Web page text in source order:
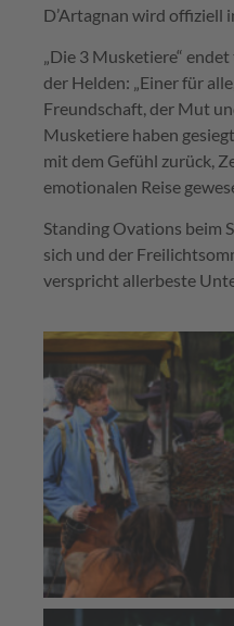
D’Artagnan wird offiziell
„Die 3 Musketiere“
der Helden: „Einer für
Freundschaft, der Mut
Musketiere haben
mit dem Gefühl zurück,
emotionalen Reise
Standing Ovations beim
sich und der
verspricht allerbeste